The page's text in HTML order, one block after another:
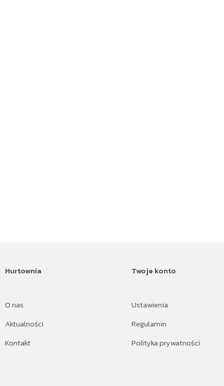
Hurtownia
O nas
Aktualności
Kontakt
Twoje konto
Ustawienia
Regulamin
Polityka prywatności